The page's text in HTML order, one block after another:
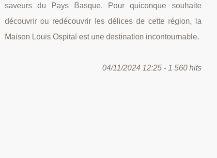
saveurs du Pays Basque. Pour quiconque souhaite
découvrir ou redécouvrir les délices de cette région, la
Maison Louis Ospital est une destination incontournable.
04/11/2024 12:25 - 1 560 hits